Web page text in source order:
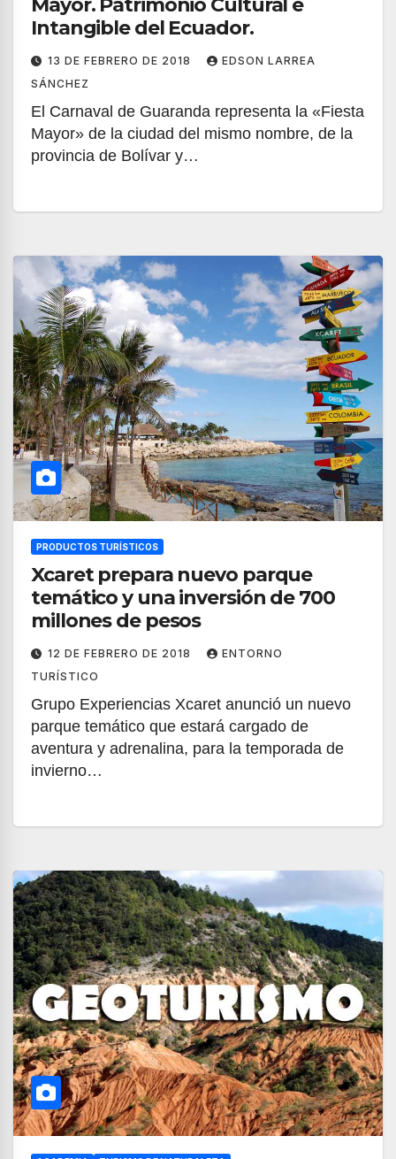
Mayor. Patrimonio Cultural e
Intangible del Ecuador.
13 DE FEBRERO DE 2018
EDSON LARREA
SÁNCHEZ
El Carnaval de Guaranda​ representa la «Fiesta
Mayor» de la ciudad del mismo nombre, de la
provincia de Bolívar y…
PRODUCTOS TURÍSTICOS
Xcaret prepara nuevo parque
temático y una inversión de 700
millones de pesos
12 DE FEBRERO DE 2018
ENTORNO
TURÍSTICO
Grupo Experiencias Xcaret anunció un nuevo
parque temático que estará cargado de
aventura y adrenalina, para la temporada de
invierno…